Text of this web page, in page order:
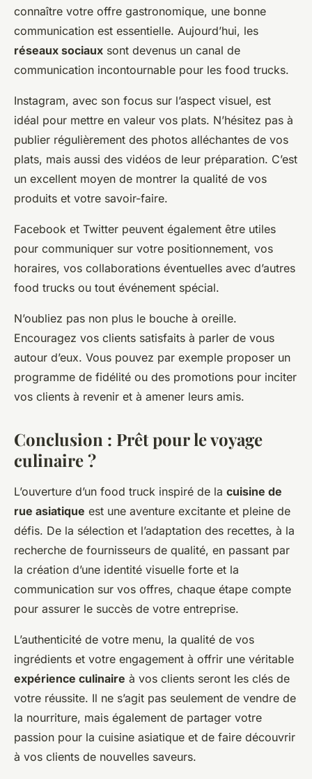
connaître votre offre gastronomique, une bonne
communication est essentielle. Aujourd’hui, les
réseaux sociaux sont devenus un canal de
communication incontournable pour les food trucks.
Instagram, avec son focus sur l’aspect visuel, est
idéal pour mettre en valeur vos plats. N’hésitez pas à
publier régulièrement des photos alléchantes de vos
plats, mais aussi des vidéos de leur préparation. C’est
un excellent moyen de montrer la qualité de vos
produits et votre savoir-faire.
Facebook et Twitter peuvent également être utiles
pour communiquer sur votre positionnement, vos
horaires, vos collaborations éventuelles avec d’autres
food trucks ou tout événement spécial.
N’oubliez pas non plus le bouche à oreille.
Encouragez vos clients satisfaits à parler de vous
autour d’eux. Vous pouvez par exemple proposer un
programme de fidélité ou des promotions pour inciter
vos clients à revenir et à amener leurs amis.
Conclusion : Prêt pour le voyage
culinaire ?
L’ouverture d’un food truck inspiré de la cuisine de
rue asiatique est une aventure excitante et pleine de
défis. De la sélection et l’adaptation des recettes, à la
recherche de fournisseurs de qualité, en passant par
la création d’une identité visuelle forte et la
communication sur vos offres, chaque étape compte
pour assurer le succès de votre entreprise.
L’authenticité de votre menu, la qualité de vos
ingrédients et votre engagement à offrir une véritable
expérience culinaire à vos clients seront les clés de
votre réussite. Il ne s’agit pas seulement de vendre de
la nourriture, mais également de partager votre
passion pour la cuisine asiatique et de faire découvrir
à vos clients de nouvelles saveurs.